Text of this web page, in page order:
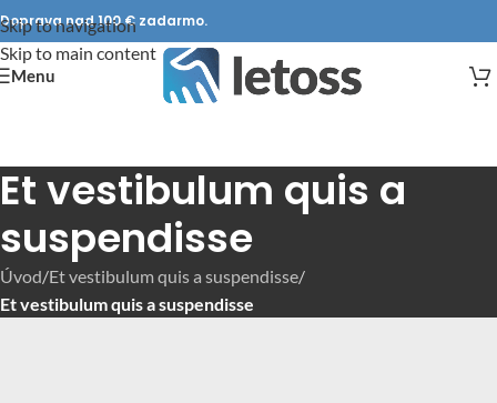
Skip to navigation
Skip to main content
Doprava nad 100 € zadarmo.
Menu
Et vestibulum quis a
suspendisse
Úvod/Et vestibulum quis a suspendisse/
Et vestibulum quis a suspendisse